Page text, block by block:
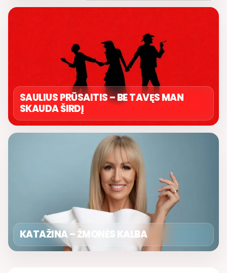
SAULIUS PRŪSAITIS – BE TAVĘS MAN
SKAUDA ŠIRDĮ
KATAŽINA – ŽMONĖS KALBA